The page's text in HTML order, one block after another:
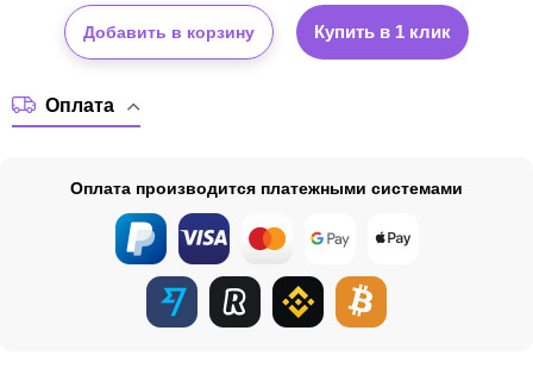
Добавить в корзину Купить в 1 клик
Оплата
Оплата производится платежными системами